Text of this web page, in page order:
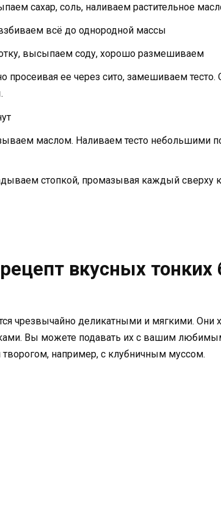
сахар, соль, наливаем растительное
всё до однородной массы
высыпаем соду, хорошо размешиваем
просеивая ее через сито, замешиваем
маслом. Наливаем тесто небольшими
стопкой, промазывая каждый сверху
вкусных тонких
чрезвычайно деликатными и мягкими. Они
Вы можете подавать их с вашим
например, с клубничным муссом.